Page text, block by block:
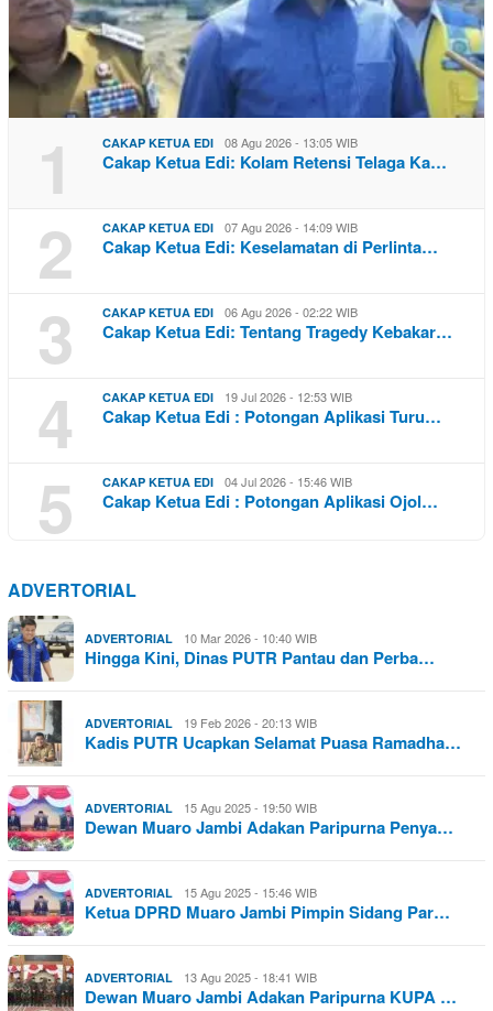
1 CAKAP KETUA EDI 08 Agu 2026 - 13:05 WIB
Cakap Ketua Edi: Kolam Retensi Telaga Ka…
2 CAKAP KETUA EDI 07 Agu 2026 - 14:09 WIB
Cakap Ketua Edi: Keselamatan di Perlinta…
3 CAKAP KETUA EDI 06 Agu 2026 - 02:22 WIB
Cakap Ketua Edi: Tentang Tragedy Kebakar…
4 CAKAP KETUA EDI 19 Jul 2026 - 12:53 WIB
Cakap Ketua Edi : Potongan Aplikasi Turu…
5 CAKAP KETUA EDI 04 Jul 2026 - 15:46 WIB
Cakap Ketua Edi : Potongan Aplikasi Ojol…
ADVERTORIAL
ADVERTORIAL 10 Mar 2026 - 10:40 WIB
Hingga Kini, Dinas PUTR Pantau dan Perba…
ADVERTORIAL 19 Feb 2026 - 20:13 WIB
Kadis PUTR Ucapkan Selamat Puasa Ramadha…
ADVERTORIAL 15 Agu 2025 - 19:50 WIB
Dewan Muaro Jambi Adakan Paripurna Penya…
ADVERTORIAL 15 Agu 2025 - 15:46 WIB
Ketua DPRD Muaro Jambi Pimpin Sidang Par…
ADVERTORIAL 13 Agu 2025 - 18:41 WIB
Dewan Muaro Jambi Adakan Paripurna KUPA …